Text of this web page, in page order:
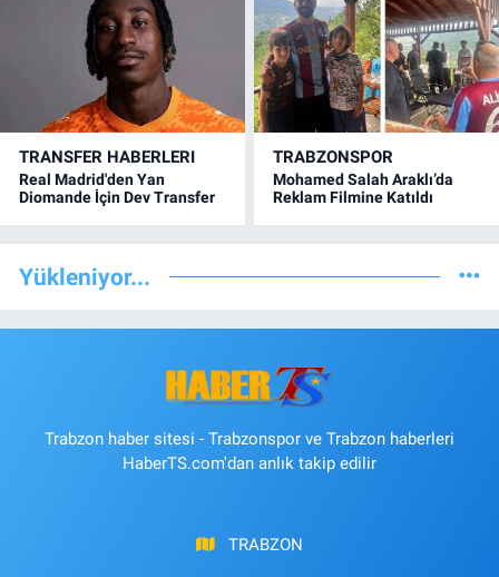
TRANSFER HABERLERI
Real Madrid'den Yan
Diomande İçin Dev Transfer
TRABZONSPOR
Mohamed Salah Araklı’da
Reklam Filmine Katıldı
Yükleniyor...
Trabzon haber sitesi - Trabzonspor ve Trabzon haberleri
HaberTS.com'dan anlık takip edilir
TRABZON